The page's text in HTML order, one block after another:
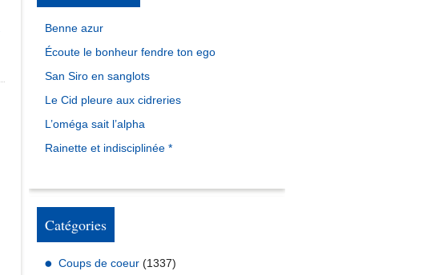
Benne azur
Écoute le bonheur fendre ton ego
San Siro en sanglots
Le Cid pleure aux cidreries
L’oméga sait l’alpha
Rainette et indisciplinée *
Catégories
Coups de coeur (1337)